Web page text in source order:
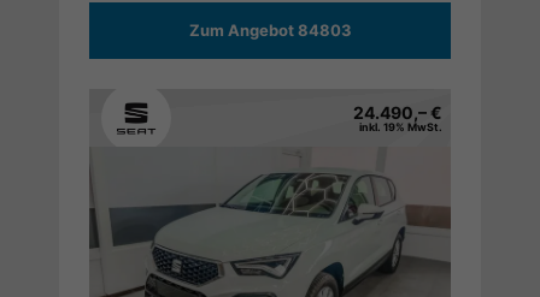
Zum Angebot 84803
24.490,– €
inkl. 19% MwSt.